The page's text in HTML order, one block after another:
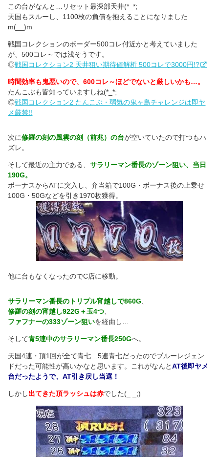
この台がなんと…リセット最深部天井(*_*;
天国もスルーし、1100枚の負債を抱えることになりました
m(__)m
戦国コレクションのボーダー500コレ付近かと考えていました
が、500コレ～では浅そうです。
◎戦国コレクション2 天井狙い期待値解析 500コレで3000円!?
時間効率も鬼悪いので、600コレ～ほどでないと厳しいかも…。
たんこぶも皆知っていますしね(*_*;
◎戦国コレクション2 たんこぶ・弱気の鬼ヶ島チャレンジは即ヤ
メ厳禁!!
次に修羅の刻の風雲の刻（前兆）の台が空いていたので打つもハ
ズレ。
そして最近の主力である、サラリーマン番長のゾーン狙い、当日
190G。
ボーナスからATに突入し、弁当箱で100G・ボーナス後の上乗せ
100G・50Gなどを引き1970枚獲得。
他に台もなくなったのでC店に移動。
サラリーマン番長のトリプル宵越しで860G、
修羅の刻の宵越し922G＋玉4つ、
ファフナーの333ゾーン狙いを経由し…
そして青5連中のサラリーマン番長250Gへ。
天国4連・頂1回が全て青七…5連青七だったのでブルーレジェン
ドだった可能性が高いかなと思います。これがなんとAT後即ヤメ
台だったようで、AT引き戻し当選！
しかし出てきた頂ラッシュは赤でした(_ _;)